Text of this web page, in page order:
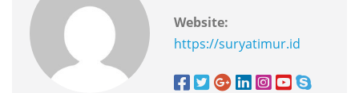
Website:
https://suryatimur.id